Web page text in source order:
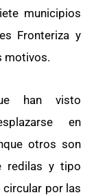
municipios
Fronteriza y
motivos.
han visto
en
otros son
redilas y tipo
por las